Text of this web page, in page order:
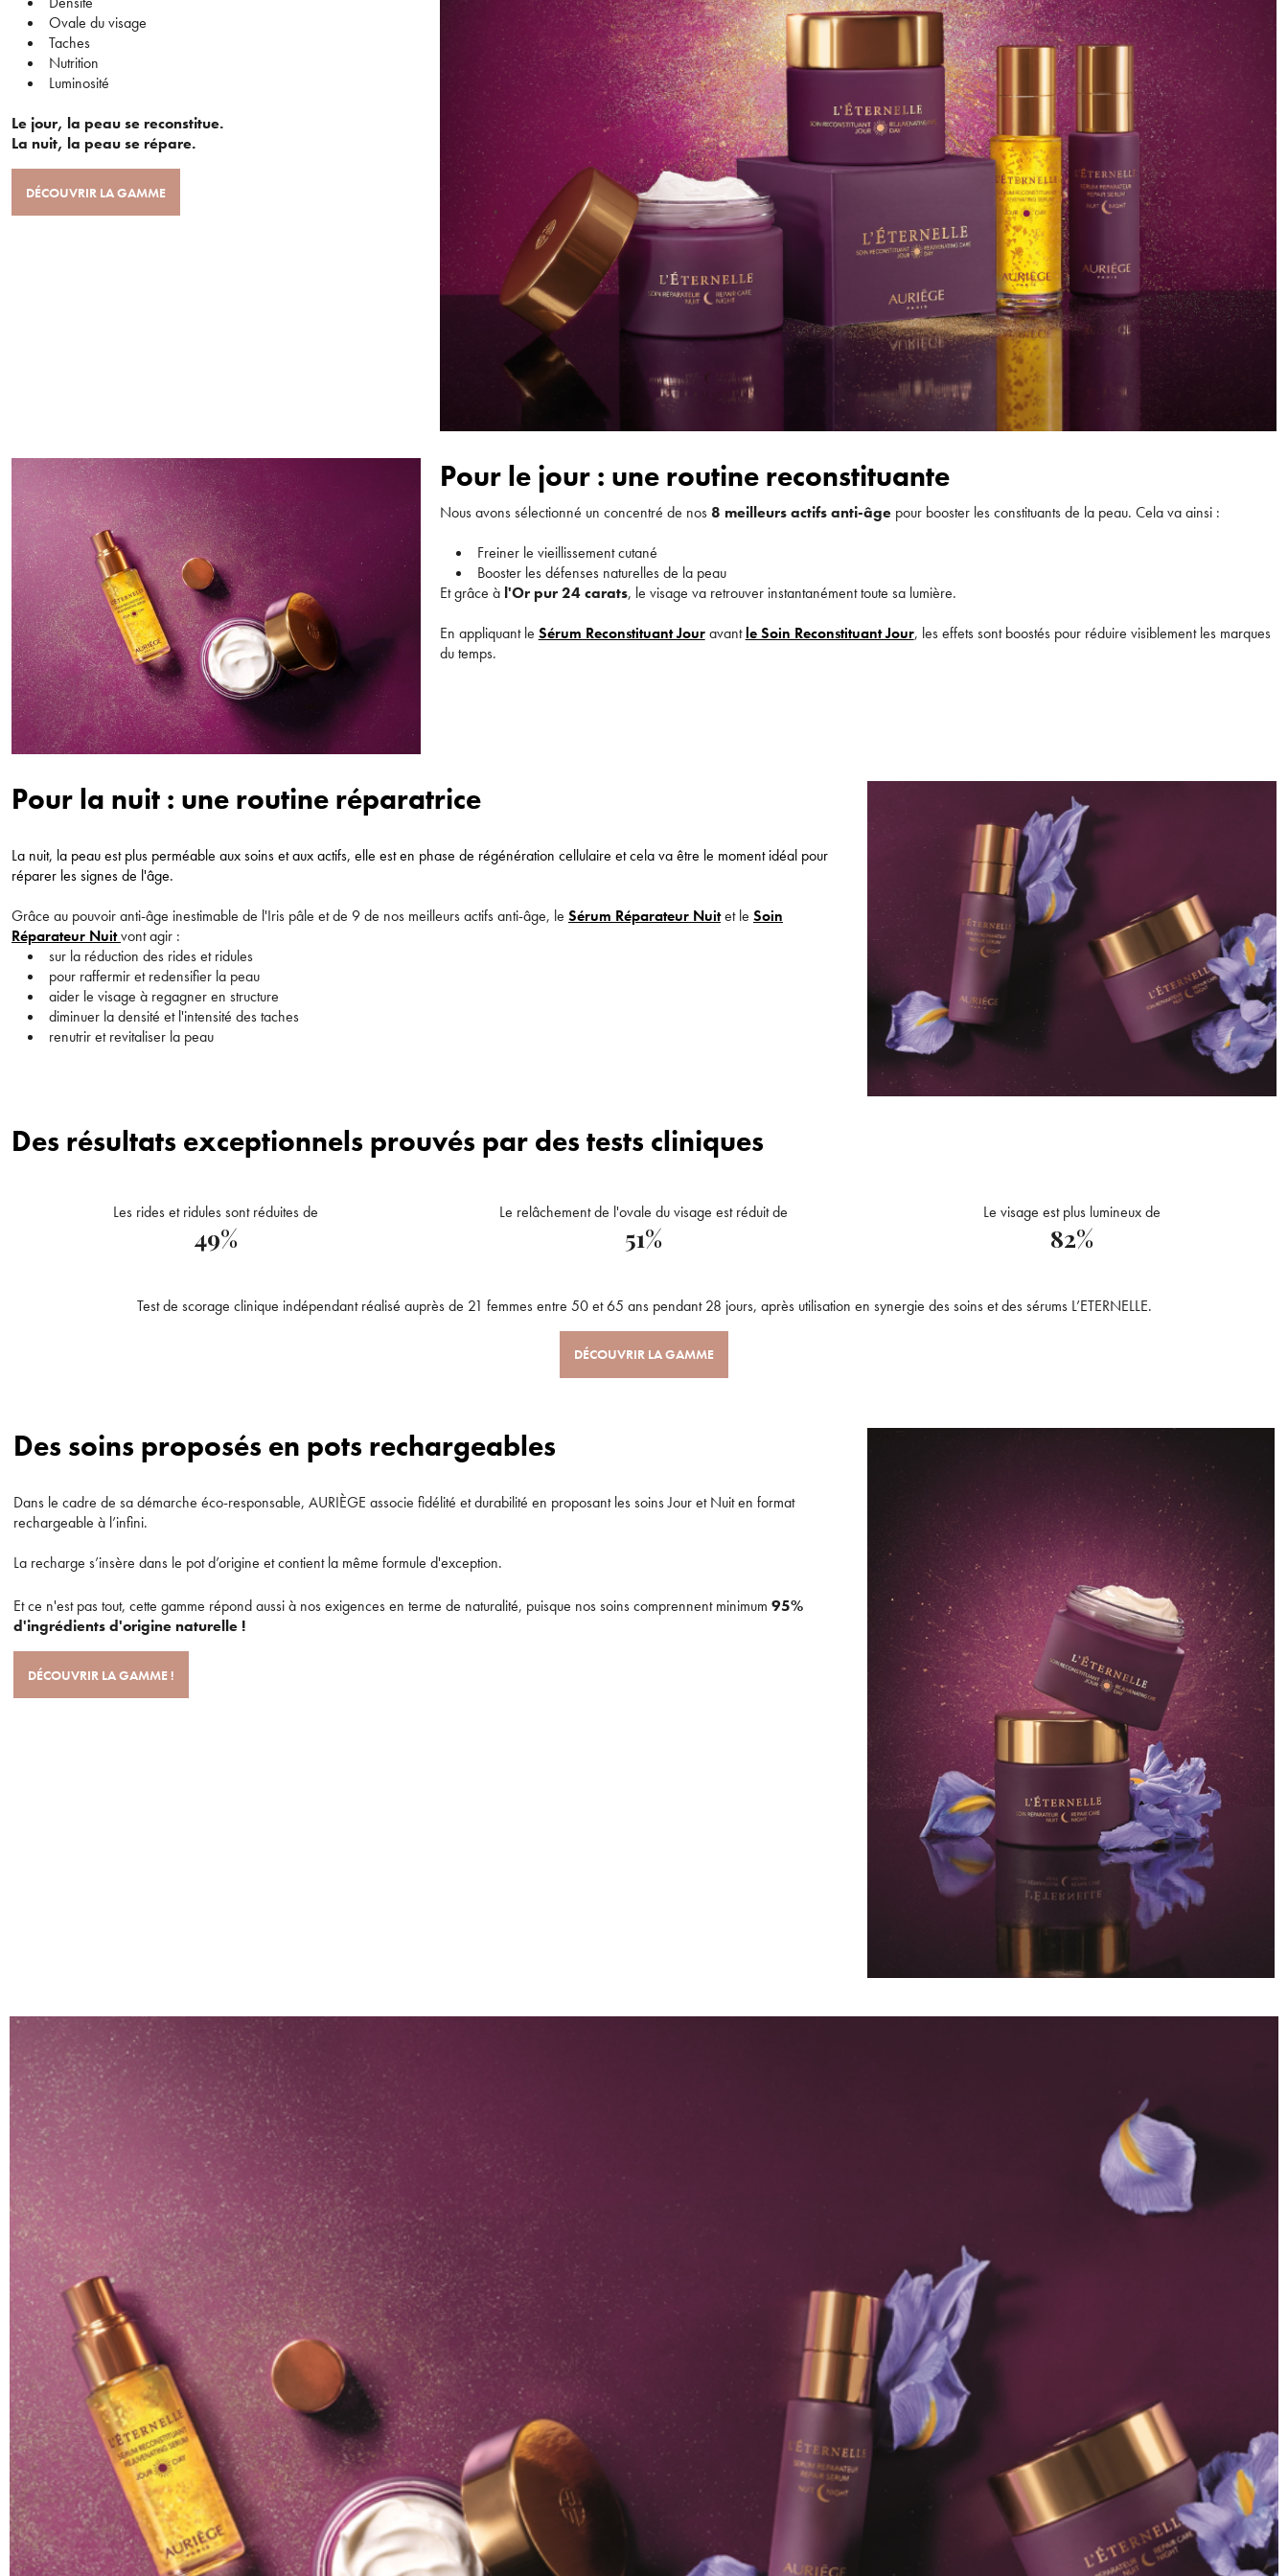
Supprimer le produit ?
ANNULER
Ovale du visage
Taches
Nutrition
Luminosité
Le jour, la peau se reconstitue.
La nuit, la peau se répare.
DÉCOUVRIR LA GAMME
Pour le jour : une routine reconstituante
Nous avons sélectionné un concentré de nos 8 meilleurs actifs anti-âgepour booster les constituants de la peau. Cela va ainsi :
Freiner le vieillissement cutané
Booster les défenses naturelles de la peau
Et grâce à l'Or pur 24 carats, le visage va retrouver instantanément toute sa lumière.
En appliquant le Sérum Reconstituant Jouravantle Soin Reconstituant Jour, les effets sont boostés pour réduire visiblement les marques
du temps.
Pour la nuit : une routine réparatrice
La nuit, la peau est plus perméable aux soins et aux actifs, elle est en phase de régénération cellulaire et cela va être le moment idéal pour
réparer les signes de l'âge.
Grâce au pouvoir anti-âge inestimable de l'Iris pâle et de 9 de nos meilleurs actifs anti-âge, le Sérum Réparateur Nuitet le Soin
Réparateur Nuitvont agir :
sur la réduction des rides et ridules
pour raffermir et redensifier la peau
aider le visage à regagner en structure
diminuer la densité et l'intensité des taches
renutrir et revitaliser la peau
Des résultats exceptionnels prouvés par des tests cliniques
Les rides et ridules sont réduites de
49%
Le relâchement de l'ovale du visage est réduit de
51%
Le visage est plus lumineux de
82%
Test de scorage clinique indépendant réalisé auprès de 21 femmes entre 50 et 65 ans pendant 28 jours, après utilisation en synergie des soins et des sérums L’ETERNELLE.
DÉCOUVRIR LA GAMME
Des soins proposés en pots rechargeables
Dans le cadre de sa démarche éco-responsable, AURIÈGE associe fidélité et durabilité en proposant les soins Jour et Nuit en format
rechargeable à l’infini.
La recharge s’insère dans le pot d’origine et contient la même formule d'exception.
Et ce n'est pas tout, cette gamme répond aussi à nos exigences en terme de naturalité, puisque nos soins comprennent minimum 95%
d'ingrédients d'origine naturelle !
DÉCOUVRIR LA GAMME !
Pour être au courant de nos dernières nouveautés ou
promotions en cours et bénéficier de nos conseils de